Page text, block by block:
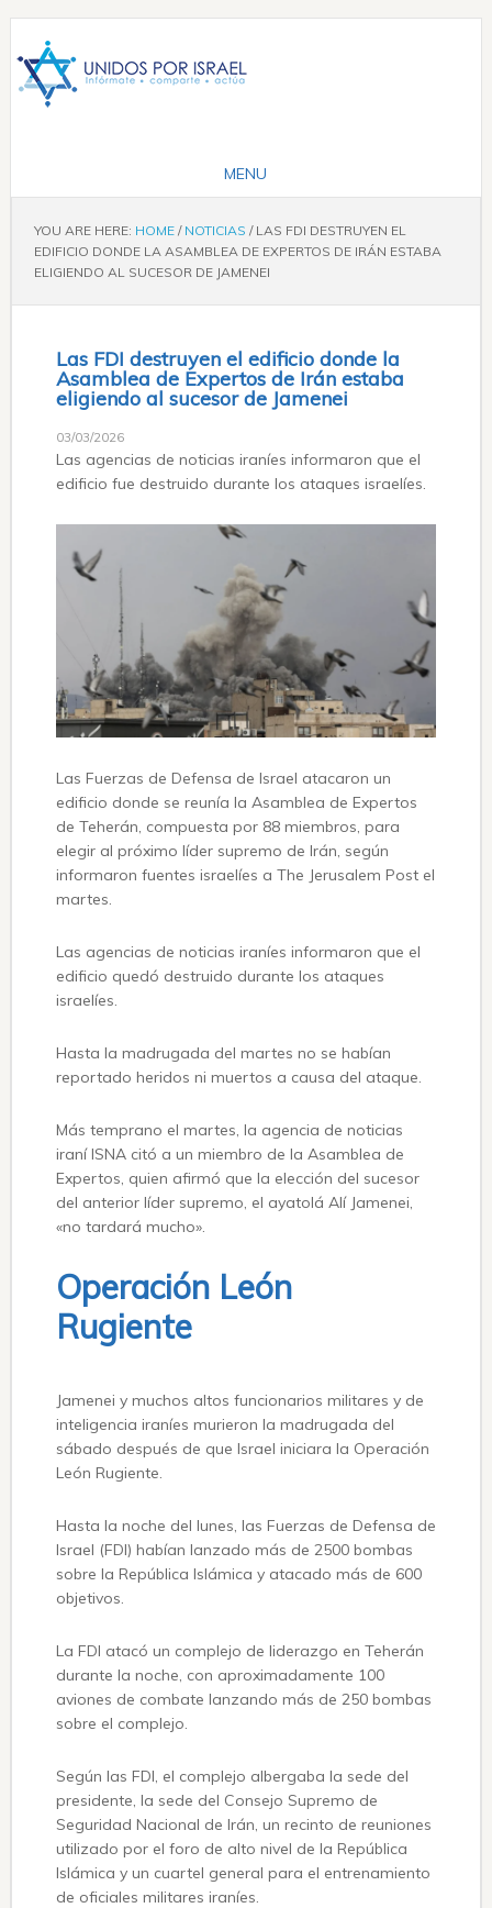
YOU ARE HERE: HOME / NOTICIAS /LAS FDI DESTRUYEN EL
EDIFICIO DONDE LA ASAMBLEA DE EXPERTOS DE IRÁN ESTABA
ELIGIENDO AL SUCESOR DE JAMENEI
Las FDI destruyen el edificio donde la
Asamblea de Expertos de Irán estaba
eligiendo al sucesor de Jamenei
03/03/2026
Las agencias de noticias iraníes informaron que el
edificio fue destruido durante los ataques israelíes.
Las Fuerzas de Defensa de Israel atacaron un
edificio donde se reunía la Asamblea de Expertos
de Teherán, compuesta por 88 miembros, para
elegir al próximo líder supremo de Irán, según
informaron fuentes israelíes a The Jerusalem Post el
martes.
Las agencias de noticias iraníes informaron que el
edificio quedó destruido durante los ataques
israelíes.
Hasta la madrugada del martes no se habían
reportado heridos ni muertos a causa del ataque.
Más temprano el martes, la agencia de noticias
iraní ISNA citó a un miembro de la Asamblea de
Expertos, quien afirmó que la elección del sucesor
del anterior líder supremo, el ayatolá Alí Jamenei,
«no tardará mucho».
Operación León
Rugiente
Jamenei y muchos altos funcionarios militares y de
inteligencia iraníes murieron la madrugada del
sábado después de que Israel iniciara la Operación
León Rugiente.
Hasta la noche del lunes, las Fuerzas de Defensa de
Israel (FDI) habían lanzado más de 2500 bombas
sobre la República Islámica y atacado más de 600
objetivos.
La FDI atacó un complejo de liderazgo en Teherán
durante la noche, con aproximadamente 100
aviones de combate lanzando más de 250 bombas
sobre el complejo.
Según las FDI, el complejo albergaba la sede del
presidente, la sede del Consejo Supremo de
Seguridad Nacional de Irán, un recinto de reuniones
utilizado por el foro de alto nivel de la República
Islámica y un cuartel general para el entrenamiento
de oficiales militares iraníes.